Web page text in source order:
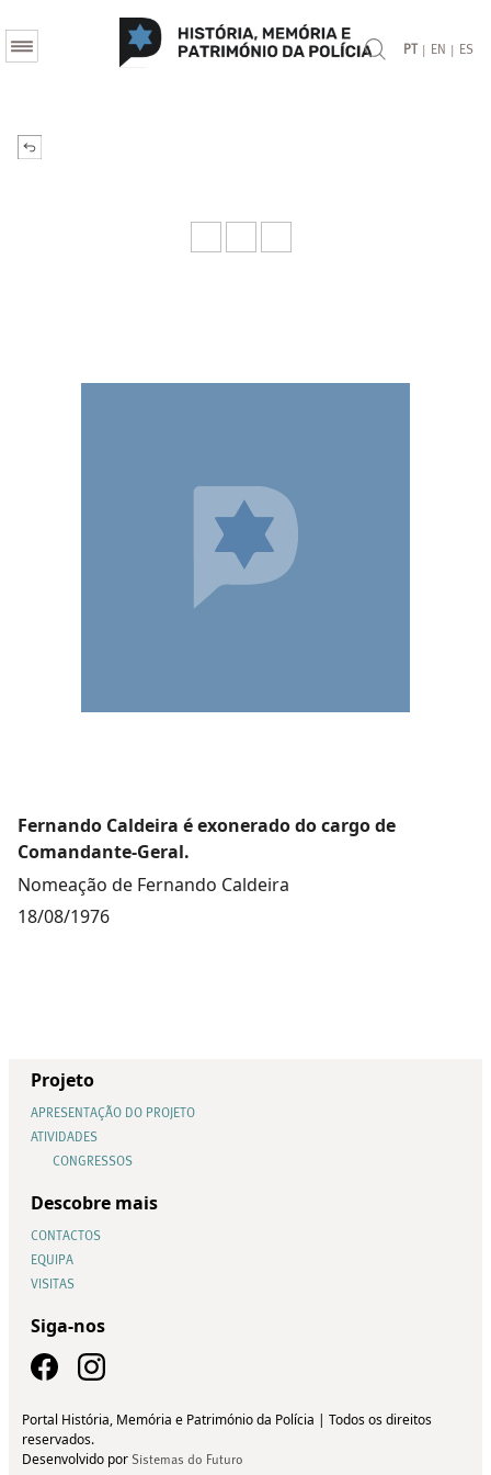
PT | EN | ES
Fernando Caldeira é exonerado do cargo de
Comandante-Geral.
Nomeação de Fernando Caldeira
18/08/1976
Projeto
APRESENTAÇÃO DO PROJETO
ATIVIDADES
CONGRESSOS
Descobre mais
CONTACTOS
EQUIPA
VISITAS
Siga-nos
Portal História, Memória e Património da Polícia | Todos os direitos
reservados.
Desenvolvido por Sistemas do Futuro